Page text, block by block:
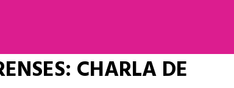
CHARLA DE